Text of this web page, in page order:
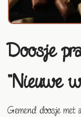
Doosje
"Nieuwe
Gemend doosje met